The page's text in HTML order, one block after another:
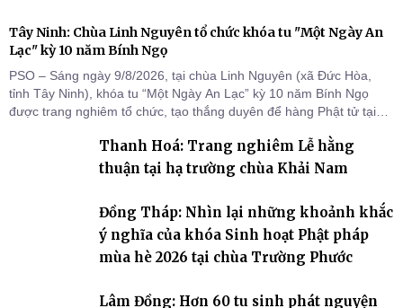
Tây Ninh: Chùa Linh Nguyên tổ chức khóa tu "Một Ngày An
Lạc" kỳ 10 năm Bính Ngọ
PSO – Sáng ngày 9/8/2026, tại chùa Linh Nguyên (xã Đức Hòa,
tỉnh Tây Ninh), khóa tu “Một Ngày An Lạc” kỳ 10 năm Bính Ngọ
được trang nghiêm tổ chức, tạo thắng duyên để hàng Phật tử tại
Thanh Hoá: Trang nghiêm Lễ hằng
thuận tại hạ trường chùa Khải Nam
Đồng Tháp: Nhìn lại những khoảnh khắc
ý nghĩa của khóa Sinh hoạt Phật pháp
mùa hè 2026 tại chùa Trường Phước
Lâm Đồng: Hơn 60 tu sinh phát nguyện